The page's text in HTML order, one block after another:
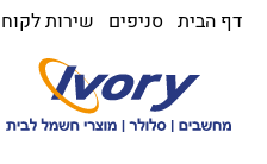
דף הבית סניפים שירות